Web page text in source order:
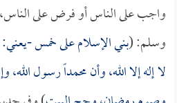
واجب على الناس أو فرض على الناس،
وسلم: (بني الإسلام على خمس -
لا إله إلا الله، وأن محمداً رسول الله،